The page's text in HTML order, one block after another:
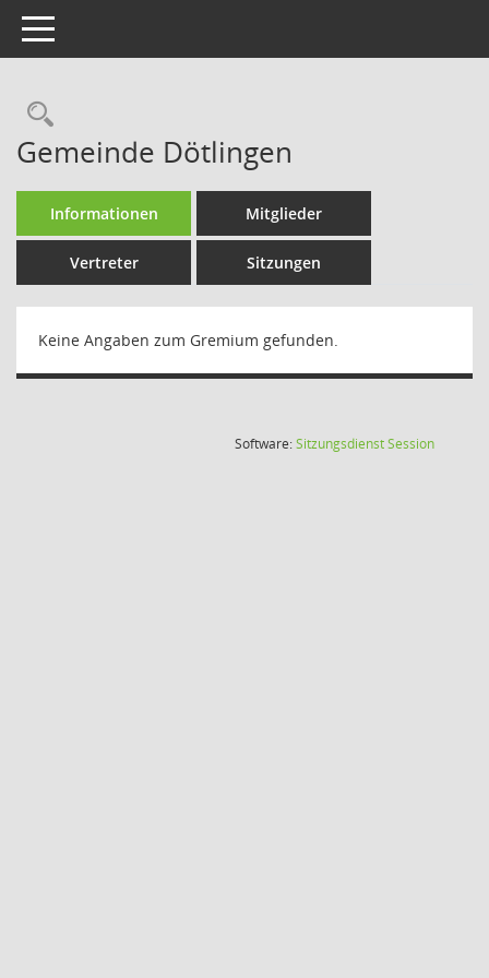
Toggle navigation
Rechercheauswahl
Gemeinde Dötlingen
Informationen Mitglieder
Vertreter Sitzungen
Keine Angaben zum Gremium gefunden.
Software:SitzungsdienstSession(Wird in